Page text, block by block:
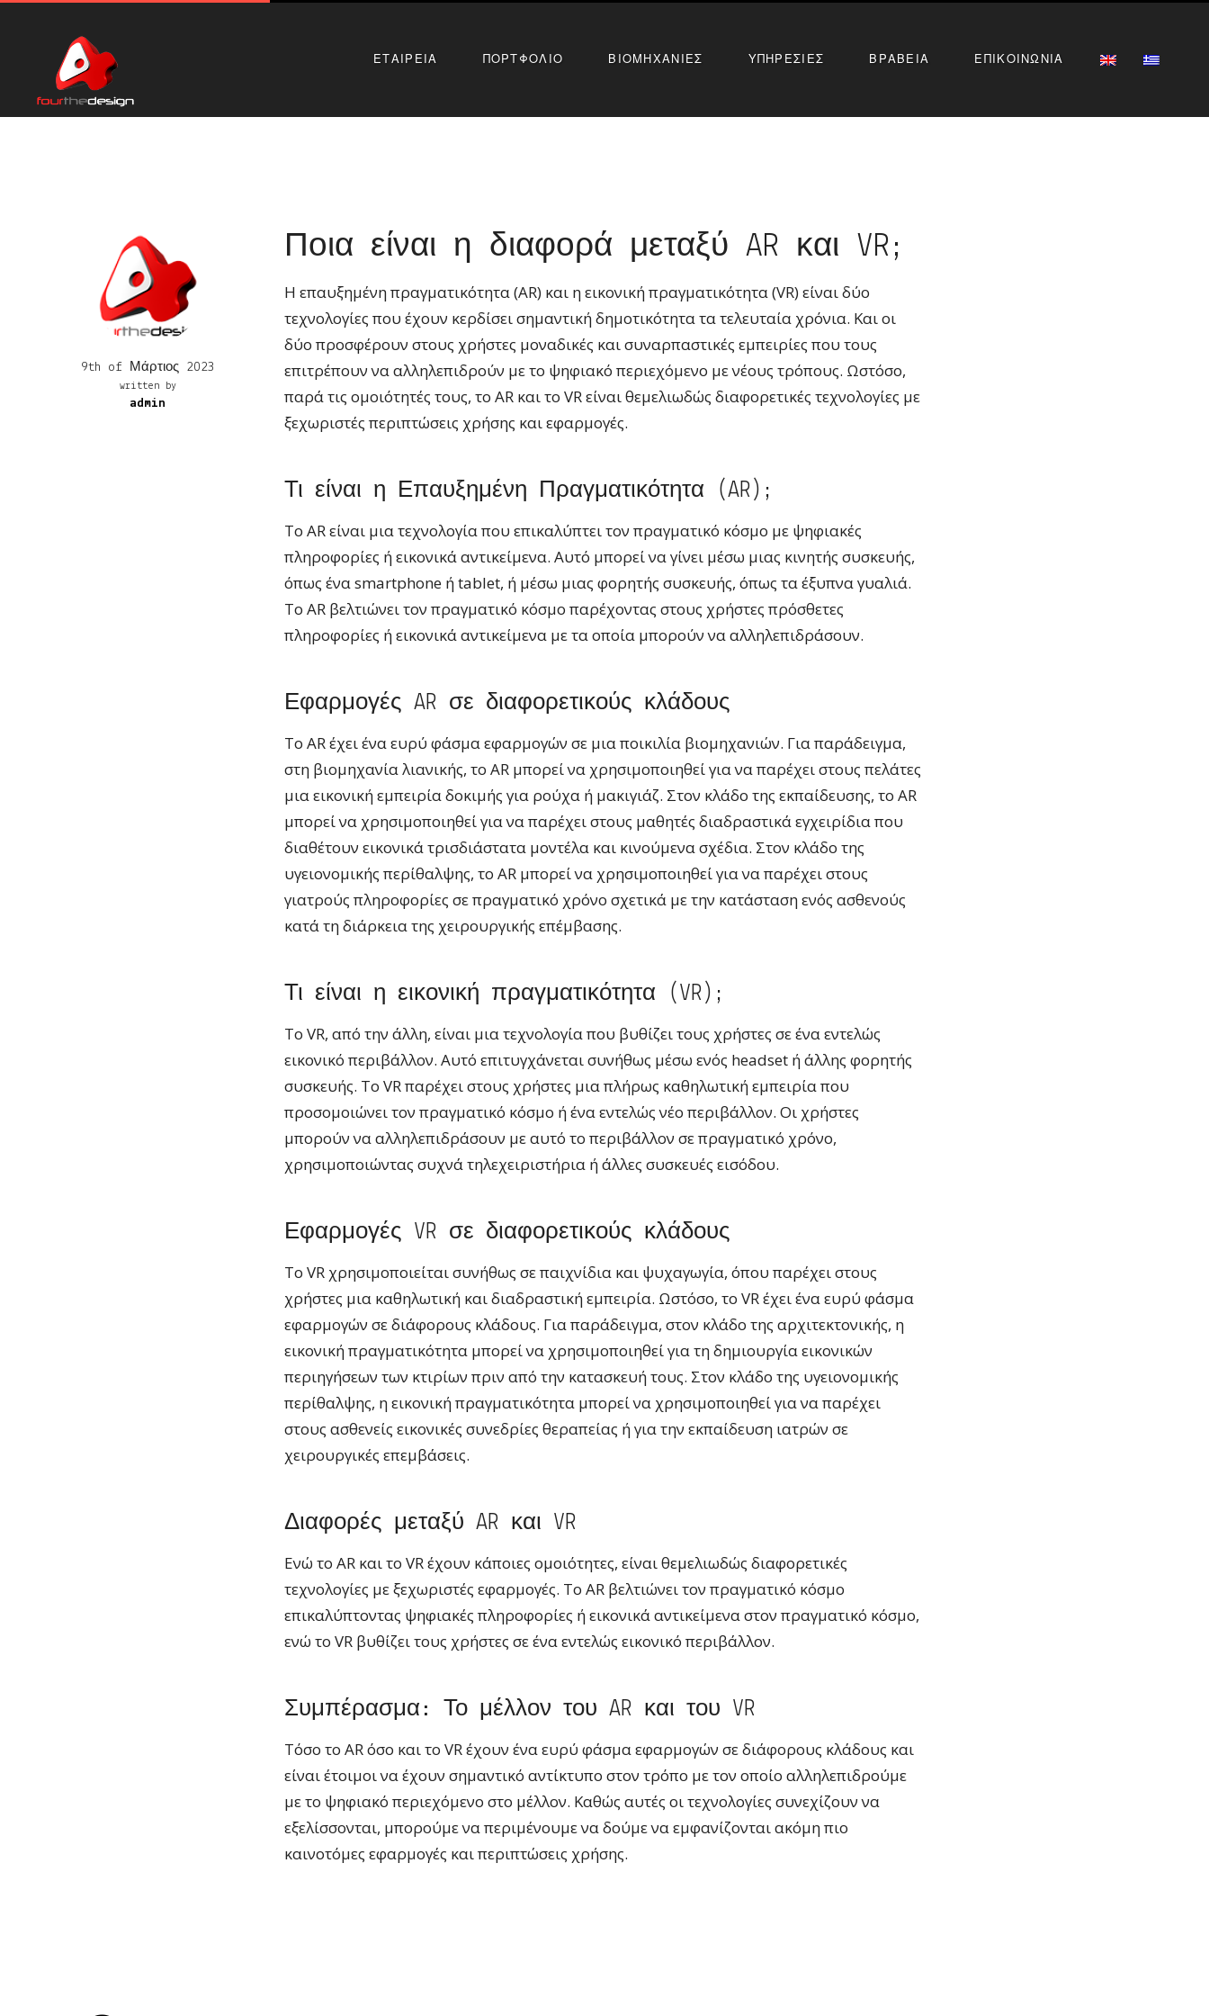
ΕΤΑΙΡΕΙΑ ΠΟΡΤΦΟΛΙΟ ΒΙΟΜΗΧΑΝΙΕΣ ΥΠΗΡΕΣΙΕΣ ΒΡΑΒΕΙΑ ΕΠΙΚΟΙΝΩΝΙΑ
9th of Μάρτιος 2023
written by
admin
Ποια είναι η διαφορά μεταξύ AR και VR;
Η επαυξημένη πραγματικότητα (AR) και η εικονική πραγματικότητα (VR) είναι δύο
τεχνολογίες που έχουν κερδίσει σημαντική δημοτικότητα τα τελευταία χρόνια. Και οι
δύο προσφέρουν στους χρήστες μοναδικές και συναρπαστικές εμπειρίες που τους
επιτρέπουν να αλληλεπιδρούν με το ψηφιακό περιεχόμενο με νέους τρόπους. Ωστόσο,
παρά τις ομοιότητές τους, το AR και το VR είναι θεμελιωδώς διαφορετικές τεχνολογίες με
ξεχωριστές περιπτώσεις χρήσης και εφαρμογές.
Τι είναι η Επαυξημένη Πραγματικότητα (AR);
Το AR είναι μια τεχνολογία που επικαλύπτει τον πραγματικό κόσμο με ψηφιακές
πληροφορίες ή εικονικά αντικείμενα. Αυτό μπορεί να γίνει μέσω μιας κινητής συσκευής,
όπως ένα smartphone ή tablet, ή μέσω μιας φορητής συσκευής, όπως τα έξυπνα γυαλιά.
Το AR βελτιώνει τον πραγματικό κόσμο παρέχοντας στους χρήστες πρόσθετες
πληροφορίες ή εικονικά αντικείμενα με τα οποία μπορούν να αλληλεπιδράσουν.
Εφαρμογές AR σε διαφορετικούς κλάδους
Το AR έχει ένα ευρύ φάσμα εφαρμογών σε μια ποικιλία βιομηχανιών. Για παράδειγμα,
στη βιομηχανία λιανικής, το AR μπορεί να χρησιμοποιηθεί για να παρέχει στους πελάτες
μια εικονική εμπειρία δοκιμής για ρούχα ή μακιγιάζ. Στον κλάδο της εκπαίδευσης, το AR
μπορεί να χρησιμοποιηθεί για να παρέχει στους μαθητές διαδραστικά εγχειρίδια που
διαθέτουν εικονικά τρισδιάστατα μοντέλα και κινούμενα σχέδια. Στον κλάδο της
υγειονομικής περίθαλψης, το AR μπορεί να χρησιμοποιηθεί για να παρέχει στους
γιατρούς πληροφορίες σε πραγματικό χρόνο σχετικά με την κατάσταση ενός ασθενούς
κατά τη διάρκεια της χειρουργικής επέμβασης.
Τι είναι η εικονική πραγματικότητα (VR);
Το VR, από την άλλη, είναι μια τεχνολογία που βυθίζει τους χρήστες σε ένα εντελώς
εικονικό περιβάλλον. Αυτό επιτυγχάνεται συνήθως μέσω ενός headset ή άλλης φορητής
συσκευής. Το VR παρέχει στους χρήστες μια πλήρως καθηλωτική εμπειρία που
προσομοιώνει τον πραγματικό κόσμο ή ένα εντελώς νέο περιβάλλον. Οι χρήστες
μπορούν να αλληλεπιδράσουν με αυτό το περιβάλλον σε πραγματικό χρόνο,
χρησιμοποιώντας συχνά τηλεχειριστήρια ή άλλες συσκευές εισόδου.
Εφαρμογές VR σε διαφορετικούς κλάδους
Το VR χρησιμοποιείται συνήθως σε παιχνίδια και ψυχαγωγία, όπου παρέχει στους
χρήστες μια καθηλωτική και διαδραστική εμπειρία. Ωστόσο, το VR έχει ένα ευρύ φάσμα
εφαρμογών σε διάφορους κλάδους. Για παράδειγμα, στον κλάδο της αρχιτεκτονικής, η
εικονική πραγματικότητα μπορεί να χρησιμοποιηθεί για τη δημιουργία εικονικών
περιηγήσεων των κτιρίων πριν από την κατασκευή τους. Στον κλάδο της υγειονομικής
περίθαλψης, η εικονική πραγματικότητα μπορεί να χρησιμοποιηθεί για να παρέχει
στους ασθενείς εικονικές συνεδρίες θεραπείας ή για την εκπαίδευση ιατρών σε
χειρουργικές επεμβάσεις.
Διαφορές μεταξύ AR και VR
Ενώ το AR και το VR έχουν κάποιες ομοιότητες, είναι θεμελιωδώς διαφορετικές
τεχνολογίες με ξεχωριστές εφαρμογές. Το AR βελτιώνει τον πραγματικό κόσμο
επικαλύπτοντας ψηφιακές πληροφορίες ή εικονικά αντικείμενα στον πραγματικό κόσμο,
ενώ το VR βυθίζει τους χρήστες σε ένα εντελώς εικονικό περιβάλλον.
Συμπέρασμα: Το μέλλον του AR και του VR
Τόσο το AR όσο και το VR έχουν ένα ευρύ φάσμα εφαρμογών σε διάφορους κλάδους και
είναι έτοιμοι να έχουν σημαντικό αντίκτυπο στον τρόπο με τον οποίο αλληλεπιδρούμε
με το ψηφιακό περιεχόμενο στο μέλλον. Καθώς αυτές οι τεχνολογίες συνεχίζουν να
εξελίσσονται, μπορούμε να περιμένουμε να δούμε να εμφανίζονται ακόμη πιο
καινοτόμες εφαρμογές και περιπτώσεις χρήσης.